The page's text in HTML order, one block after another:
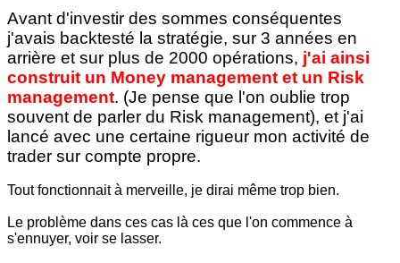
Avant d'investir des sommes conséquentes
j'avais backtesté la stratégie, sur 3 années en
arrière et sur plus de 2000 opérations, j'ai ainsi
construit un Money management et un Risk
management. (Je pense que l'on oublie trop
souvent de parler du Risk management), et j'ai
lancé avec une certaine rigueur mon activité de
trader sur compte propre.
Tout fonctionnait à merveille, je dirai même trop bien.
Le problème dans ces cas là ces que l'on commence à
s'ennuyer, voir se lasser.